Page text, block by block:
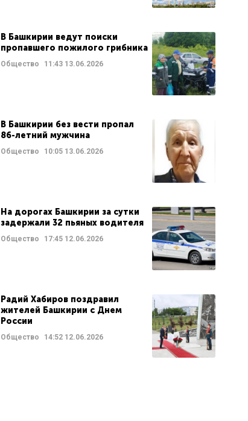
В Башкирии ведут поиски
пропавшего пожилого грибника
Общество 11:4313.06.2026
В Башкирии без вести пропал
86-летний мужчина
Общество 10:0513.06.2026
На дорогах Башкирии за сутки
задержали 32 пьяных водителя
Общество 17:4512.06.2026
Радий Хабиров поздравил
жителей Башкирии с Днем
России
Общество 14:5212.06.2026